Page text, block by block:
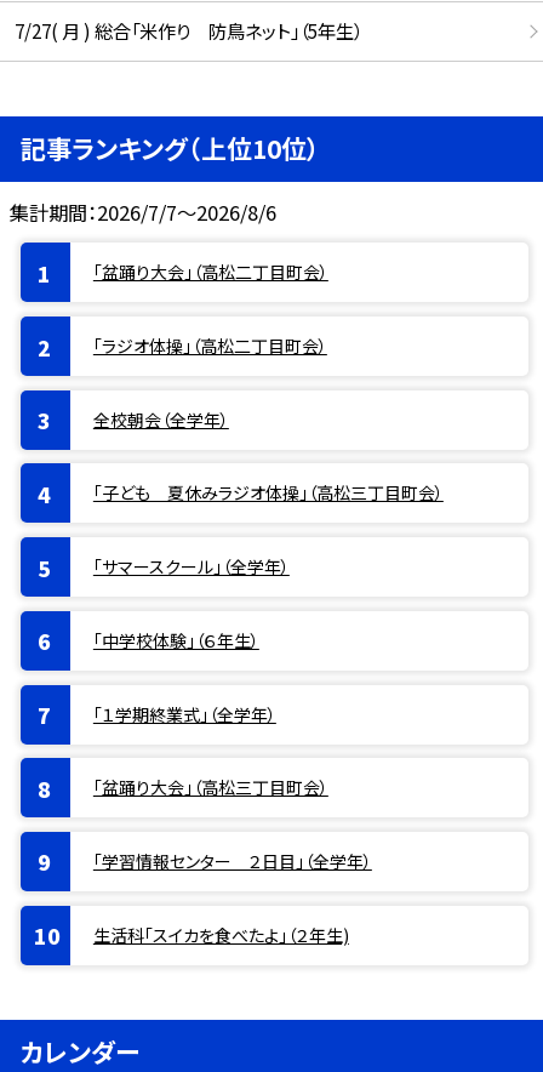
7/27( 月 ) 総合「米作り 防鳥ネット」（5年生）
記事ランキング（上位10位）
集計期間：2026/7/7～2026/8/6
「盆踊り大会」（高松二丁目町会）
「ラジオ体操」（高松二丁目町会）
全校朝会（全学年）
「子ども 夏休みラジオ体操」（高松三丁目町会）
「サマースクール」（全学年）
「中学校体験」（６年生）
「１学期終業式」（全学年）
「盆踊り大会」（高松三丁目町会）
「学習情報センター ２日目」（全学年）
生活科「スイカを食べたよ」（２年生)
カレンダー